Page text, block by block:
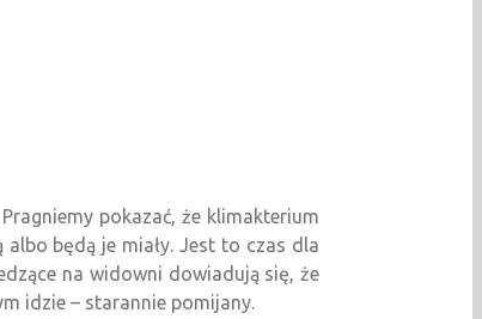
pokazać, że klimakterium
będą je miały. Jest to czas dla
na widowni dowiadują się, że
idzie – starannie pomijany.